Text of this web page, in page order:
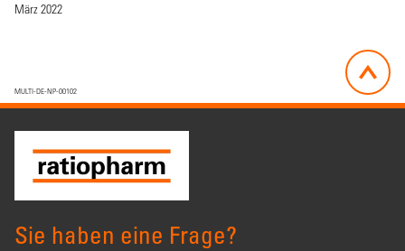
März 2022
MULTI-DE-NP-00102
Sie haben eine Frage?